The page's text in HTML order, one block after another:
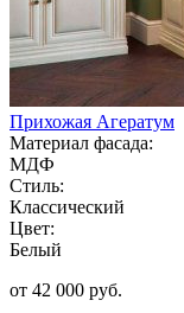
Прихожая Агератум
Материал фасада:
МДФ
Стиль:
Классический
Цвет:
Белый
от 42 000 руб.